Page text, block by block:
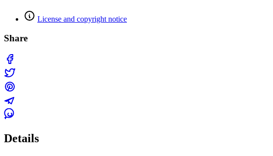
License and copyright notice
Share
Details